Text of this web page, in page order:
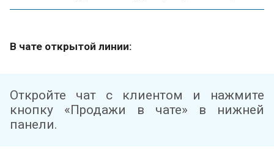
В чате открытой линии:
Откройте чат с клиентом и нажмите
кнопку «Продажи в чате» в нижней
панели.